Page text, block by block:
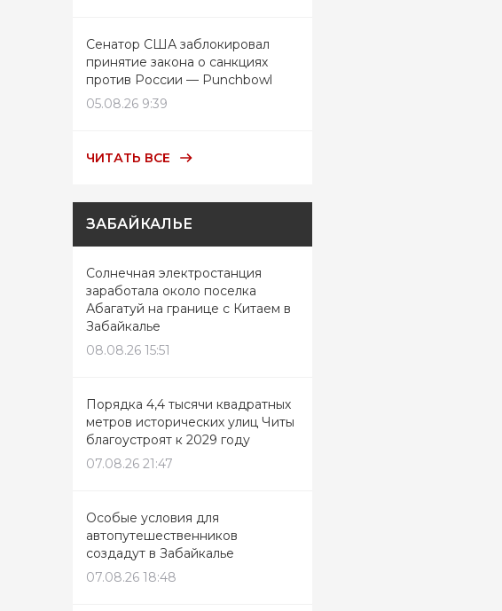
Сенатор США заблокировал
принятие закона о санкциях
против России — Punchbowl
05.08.26 9:39
ЧИТАТЬ ВСЕ
ЗАБАЙКАЛЬЕ
Солнечная электростанция
заработала около поселка
Абагатуй на границе с Китаем в
Забайкалье
08.08.26 15:51
Порядка 4,4 тысячи квадратных
метров исторических улиц Читы
благоустроят к 2029 году
07.08.26 21:47
Особые условия для
автопутешественников
создадут в Забайкалье
07.08.26 18:48